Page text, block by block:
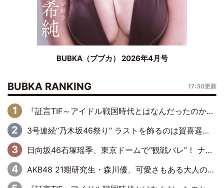
BUBKA（ブブカ） 2026年4月号
BUBKA RANKING 17:30更新
『証言TIF～アイドル戦国時代とはなんだったのか～』第6回：でんぱ組.inc・古川未鈴×相沢梨紗「『ハロプロやりたかったな』って言ったら、夢眠ねむさんに『てめえはでんぱ組．incなんだよ！』って肩パンされて(笑)」
3号連続“乃木坂46祭り” ラストを飾るのは賀喜遥香…5年ぶりの登場に「5年分大人になった私を見ていただけたら」
日向坂46石塚瑶季、東京ドームで“観戦バレ”！ ナイツ・塙も認めた「巨人に詳しすぎるアイドル」は元VENUSスクール生で杉内コーチ推し⁉
AKB48 21期研究生・森川優、可愛さもある大人の女性に